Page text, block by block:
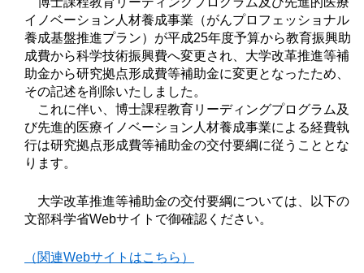
イノベーション人材養成事業（がんプロフェッショナル
養成基盤推進プラン）が平成25年度予算から教育振興助
成費から科学技術振興費へ変更され、大学改革推進等補
助金から研究拠点形成費等補助金に変更となったため、
その記述を削除いたしました。
これに伴い、博士課程教育リーディングプログラム及
び先進的医療イノベーション人材養成事業による経費執
行は研究拠点形成費等補助金の交付要綱に従うこととな
ります。
大学改革推進等補助金の交付要綱については、以下の
文部科学省Webサイトで御確認ください。
（関連Webサイトはこちら）